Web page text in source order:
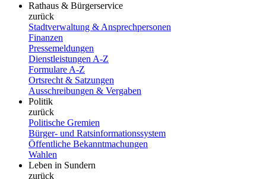
Rathaus & Bürgerservice
zurück
Stadtverwaltung & Ansprechpersonen
Finanzen
Pressemeldungen
Dienstleistungen A-Z
Formulare A-Z
Ortsrecht & Satzungen
Ausschreibungen & Vergaben
Politik
zurück
Politische Gremien
Bürger- und Ratsinformationssystem
Öffentliche Bekanntmachungen
Wahlen
Leben in Sundern
zurück